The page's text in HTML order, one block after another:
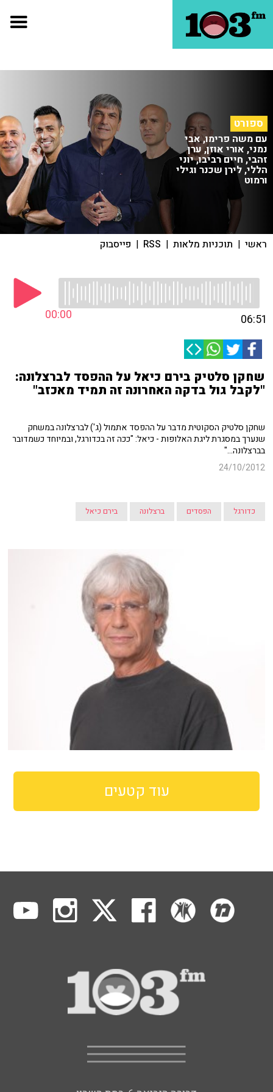
ספורט
עם משה פרימו, אבי
נמני, אורי אוזן, ערן
זהבי, חיים רביבו, יוני
הללי, לירן שכנר וגילי
ורמוט
ראשי | תוכניות מלאות |
RSS
| פייסבוק
00:00 06:51
שחקן סלטיק בירם כיאל על ההפסד לברצלונה:
"לקבל גול בדקה האחרונה זה תמיד מאכזב"
שחקן סלטיק הסקוטית מדבר על ההפסד אתמול (ג') לברצלונה במשחק
שנערך במסגרת ליגת האלופות - כיאל: "ככה זה בכדורגל, ובמיוחד כשמדובר
בברצלונה..."
24/10/2012
כדורגל הפסדים ברצלונה בירם כיאל
עוד קטעים